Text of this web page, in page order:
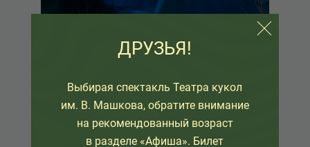
ДРУЗЬЯ!
Выбирая спектакль Театра кукол
им. В. Машкова, обратите внимание
на рекомендованный возраст
в разделе «Афиша». Билет